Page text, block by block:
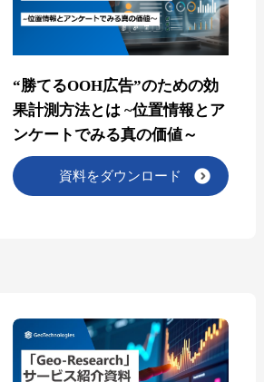
“勝てるOOH広告”のための効
果計測方法とは ~位置情報とア
ンケートでみる真の価値～
資料をダウンロード